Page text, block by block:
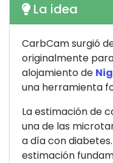
La idea
CarbCam surgió
originalmente
alojamiento de
una herramienta
La estimación de
una de las
a día con
estimación